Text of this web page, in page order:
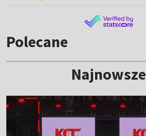
Polecane
Najnowsze